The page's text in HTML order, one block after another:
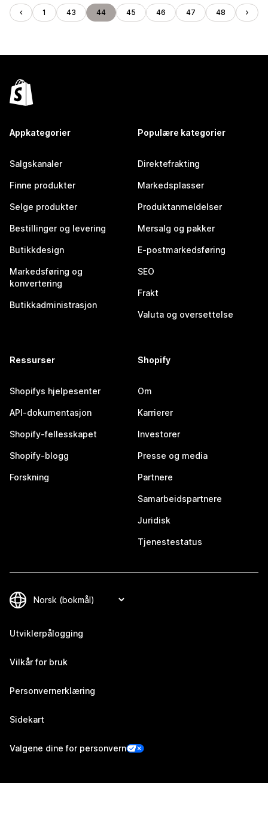
1 43 44 45 46 47 48
Appkategorier
Salgskanaler
Finne produkter
Selge produkter
Bestillinger og levering
Butikkdesign
Markedsføring og
konvertering
Butikkadministrasjon
Populære kategorier
Direktefrakting
Markedsplasser
Produktanmeldelser
Mersalg og pakker
E-postmarkedsføring
SEO
Frakt
Valuta og oversettelse
Ressurser
Shopifys hjelpesenter
API-dokumentasjon
Shopify-fellesskapet
Shopify-blogg
Forskning
Shopify
Om
Karrierer
Investorer
Presse og media
Partnere
Samarbeidspartnere
Juridisk
Tjenestestatus
Utviklerpålogging
Vilkår for bruk
Personvernerklæring
Sidekart
Valgene dine for personvern